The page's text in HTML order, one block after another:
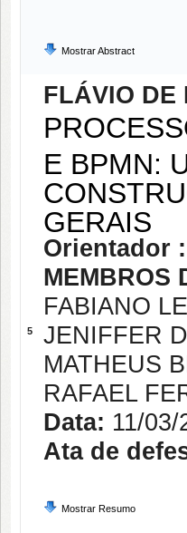
Mostrar Abstract
5
FLÁVIO DE
E BPMN:
GERAIS
Orientador :
MEMBROS
FABIANO
JENIFFER
MATHEUS
RAFAEL
Data: 11/03/
Ata de
Mostrar Resumo